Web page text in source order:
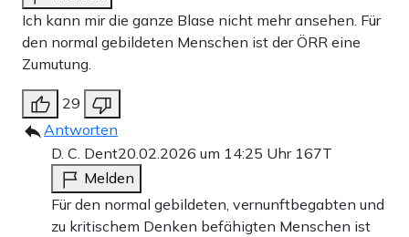
Ich kann mir die ganze Blase nicht mehr ansehen. Für
den normal gebildeten Menschen ist der ÖRR eine
Zumutung.
29
Antworten
D. C. Dent20.02.2026 um 14:25 Uhr 167T
Melden
Für den normal gebildeten, vernunftbegabten und
zu kritischem Denken befähigten Menschen ist